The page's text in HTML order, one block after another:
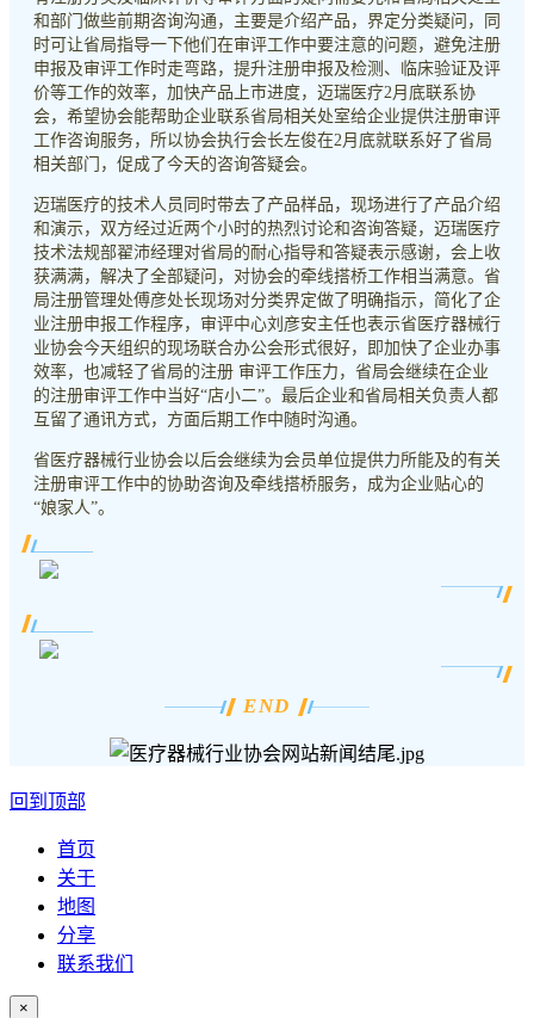
和部门做些前期咨询沟通，主要是介绍产品，界定分类疑问，同
时可让省局指导一下他们在审评工作中要注意的问题，避免注册
申报及审评工作时走弯路，提升注册申报及检测、临床验证及评
价等工作的效率，加快产品上市进度，迈瑞医疗2月底联系协
会，希望协会能帮助企业联系省局相关处室给企业提供注册审评
工作咨询服务，所以协会执行会长左俊在2月底就联系好了省局
相关部门，促成了今天的咨询答疑会。
迈瑞医疗的技术人员同时带去了产品样品，现场进行了产品介绍
和演示，双方经过近两个小时的热烈讨论和咨询答疑，迈瑞医疗
技术法规部翟沛经理对省局的耐心指导和答疑表示感谢，会上收
获满满，解决了全部疑问，对协会的牵线搭桥工作相当满意。省
局注册管理处傅彦处长现场对分类界定做了明确指示，简化了企
业注册申报工作程序，审评中心刘彦安主任也表示省医疗器械行
业协会今天组织的现场联合办公会形式很好，即加快了企业办事
效率，也减轻了省局的注册 审评工作压力，省局会继续在企业
的注册审评工作中当好“店小二”。最后企业和省局相关负责人都
互留了通讯方式，方面后期工作中随时沟通。
省医疗器械行业协会以后会继续为会员单位提供力所能及的有关
注册审评工作中的协助咨询及牵线搭桥服务，成为企业贴心的
“娘家人”。
END
回到顶部
首页
关于
地图
分享
联系我们
×